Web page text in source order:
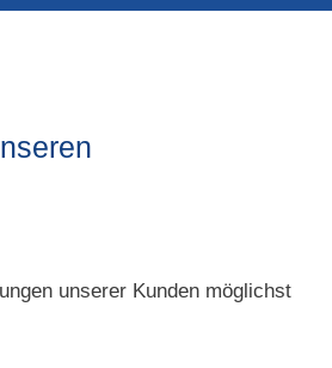
unserer Kunden möglichst